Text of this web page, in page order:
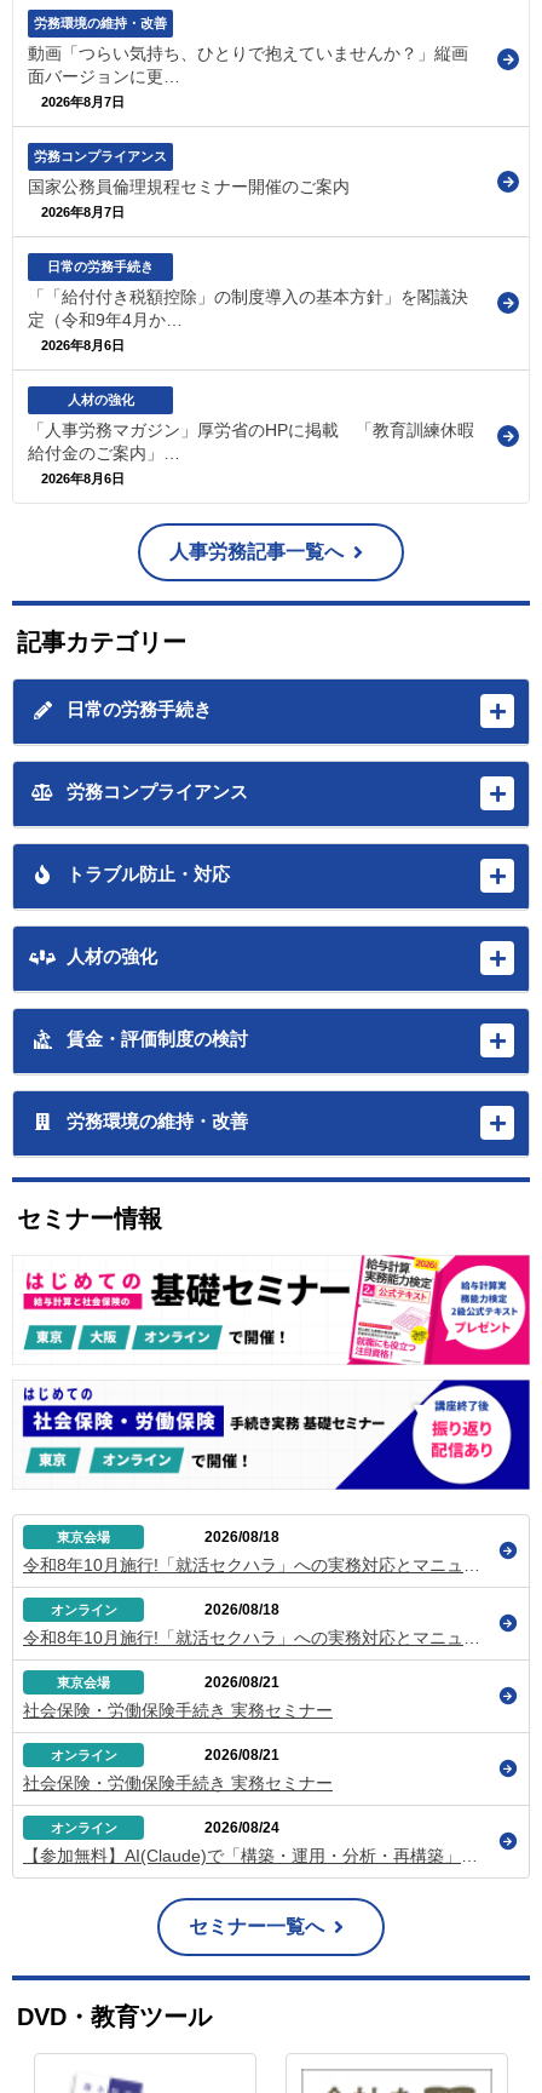
労務環境の維持・改善
動画「つらい気持ち、ひとりで抱えていませんか？」縦画
面バージョンに更…
2026年8月7日
労務コンプライアンス
国家公務員倫理規程セミナー開催のご案内
2026年8月7日
日常の労務手続き
「「給付付き税額控除」の制度導入の基本方針」を閣議決
定（令和9年4月か…
2026年8月6日
人材の強化
「人事労務マガジン」厚労省のHPに掲載 「教育訓練休暇
給付金のご案内」…
2026年8月6日
人事労務記事一覧へ
記事カテゴリー
日常の労務手続き
労務コンプライアンス
トラブル防止・対応
人材の強化
賃金・評価制度の検討
労務環境の維持・改善
セミナー情報
東京会場 2026/08/18
オンライン 2026/08/18
東京会場 2026/08/21
社会保険・労働保険手続き 実務セミナー
オンライン 2026/08/21
社会保険・労働保険手続き 実務セミナー
オンライン 2026/08/24
セミナー一覧へ
DVD・教育ツール